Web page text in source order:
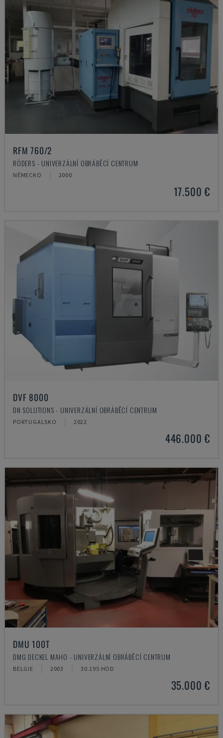
RFM 760/2
RÖDERS - UNIVERZÁLNÍ OBRÁBĚCÍ CENTRUM
NĚMECKO 2000
17.500 €
DVF 8000
DN SOLUTIONS - UNIVERZÁLNÍ OBRÁBĚCÍ CENTRUM
PORTUGALSKO 2022
446.000 €
DMU 100T
DMG DECKEL MAHO - UNIVERZÁLNÍ OBRÁBĚCÍ CENTRUM
BELGIE 2003 30.195 HOD
35.000 €